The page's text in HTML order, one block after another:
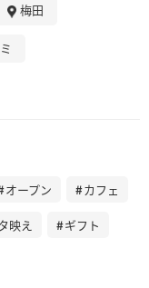
梅田
オープン カフェ
映え ギフト